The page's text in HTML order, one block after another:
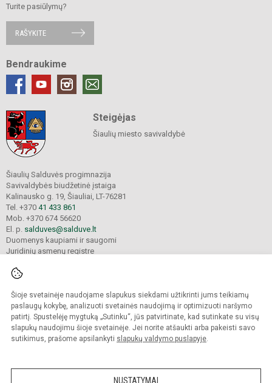
Šioje svetainėje naudojame slapukus siekdami užtikrinti jums teikiamų
paslaugų kokybę, analizuoti svetainės naudojimą ir optimizuoti naršymo
patirtį. Spustelėję mygtuką „Sutinku“, jūs patvirtinate, kad sutinkate su visų
slapukų naudojimu šioje svetainėje. Jei norite atšaukti arba pakeisti savo
sutikimus, prašome apsilankyti slapukų valdymo puslapyje.
NUSTATYMAI
Turite pasiūlymų?
RAŠYKITE
Bendraukime
Steigėjas
Šiaulių miesto savivaldybė
Šiaulių Salduvės progimnazija
Savivaldybės biudžetinė įstaiga
Kalinausko g. 19, Šiauliai, LT-76281
Tel. +370 41 433 861
Mob. +370 674 56620
El. p. salduves@salduve.lt
Duomenys kaupiami ir saugomi
Juridinių asmenų registre
© 2026. Šiaulių Salduvės progimnazija. Visos teisės saugomos.
Kopijuoti turinį be raštiško įstaigos administracijos sutikimo griežtai draudžiama.